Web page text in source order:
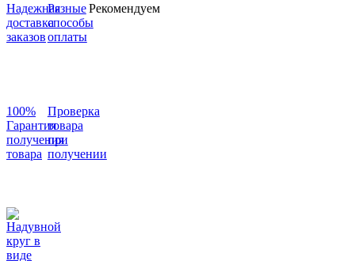
Надежная
доставка
заказов
Разные
способы
оплаты
100%
Гарантия
получения
товара
Проверка
товара
при
получении
Рекомендуем